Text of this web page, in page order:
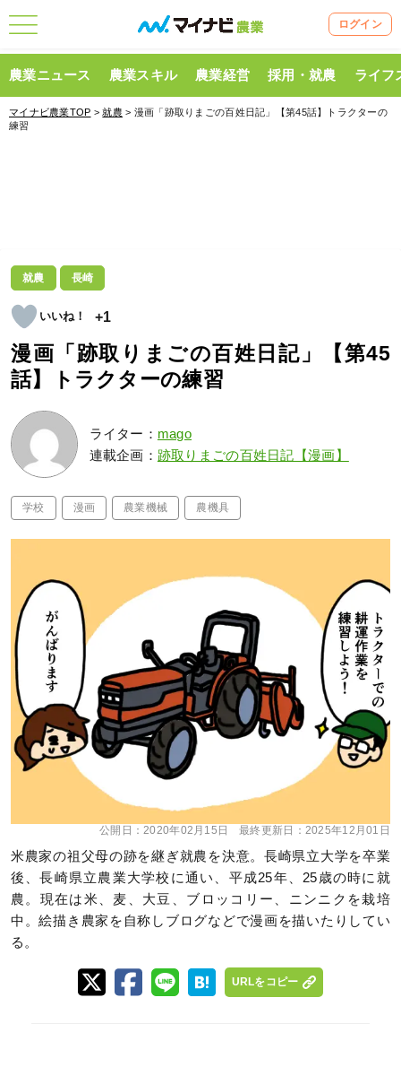
ログイン
農業ニュース 農業スキル 農業経営 採用・就農 ライフ
マイナビ農業TOP >就農 > 漫画「跡取りまごの百姓日記」【第45話】トラクターの
練習
就農 長崎
+1
漫画「跡取りまごの百姓日記」【第45
話】トラクターの練習
ライター： mago
連載企画： 跡取りまごの百姓日記【漫画】
学校 漫画 農業機械 農機具
公開日：2020年02月15日 最終更新日： 2025年12月01日
米農家の祖父母の跡を継ぎ就農を決意。長崎県立大学を卒業
後、長崎県立農業大学校に通い、平成25年、25歳の時に就
農。現在は米、麦、大豆、ブロッコリー、ニンニクを栽培
中。絵描き農家を自称しブログなどで漫画を描いたりしてい
る。
URLをコピー